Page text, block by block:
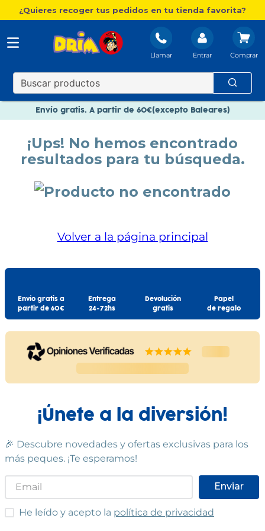
¿Quieres recoger tus pedidos en tu tienda favorita?
Llamar Entrar
Envío gratis. A partir de 60€(excepto Baleares)
Nuevo catálogo Aire Libre
Paga en 3 plazos sin intereses
¡Ups! No hemos encontrado
resultados para tu búsqueda.
Volver a la página principal
Envío gratis a
partir de 60€
Entrega
24-72hs
Devolución
gratis
Papel
de regalo
¡Únete a la diversión!
🎉 Descubre novedades y ofertas exclusivas para los
más peques. ¡Te esperamos!
Enviar
He leído y acepto las condiciones
He leído y acepto la política de privacidad